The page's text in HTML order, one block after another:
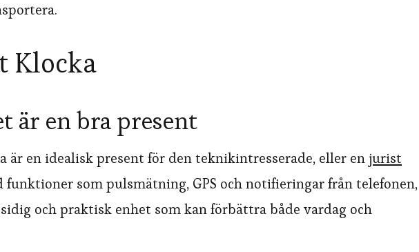
Klocka
är en bra present
är en idealisk present för den teknikintresserade, eller en jurist
funktioner som pulsmätning, GPS och notifieringar från telefonen,
och praktisk enhet som kan förbättra både vardag och